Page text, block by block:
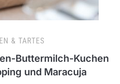
& TARTES
Buttermilch-Kuchen
und Maracuja